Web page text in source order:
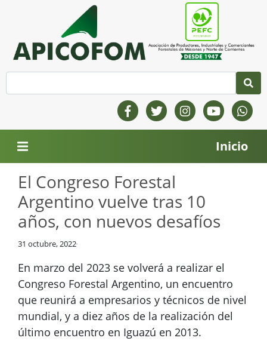
Inicio
El Congreso Forestal
Argentino vuelve tras 10
años, con nuevos desafíos
31 octubre, 2022
En marzo del 2023 se volverá a realizar el
Congreso Forestal Argentino, un encuentro
que reunirá a empresarios y técnicos de nivel
mundial, y a diez años de la realización del
último encuentro en Iguazú en 2013.